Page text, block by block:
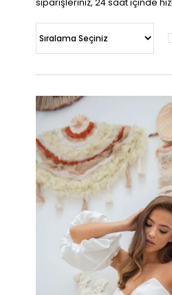
siparişleriniz, 24 saat içinde